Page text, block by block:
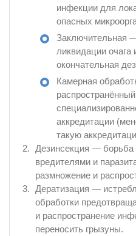
инфекции для
опасных
Заключительная
ликвидации очага
окончательная
Камерная
аккредитации
такую
Дезинсекция —
вредителями и
размножение и
Дератизация —
обработки
и распространение
переносить грызуны.